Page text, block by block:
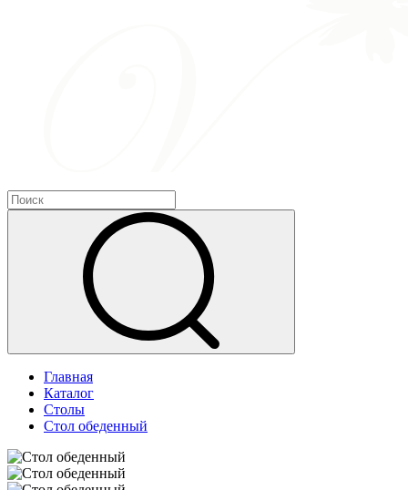
Главная
Каталог
Столы
Стол обеденный